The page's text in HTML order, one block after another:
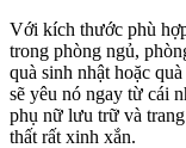
Với kích thước phù
trong phòng ngủ,
quà sinh nhật hoặc
sẽ yêu nó ngay từ cái
phụ nữ lưu trữ và
thất rất xinh xắn.